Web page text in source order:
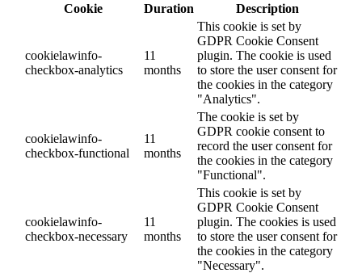
Cookie
Duration Description
cookielawinfo-
checkbox-analytics
11
months
This cookie is set by
GDPR Cookie Consent
plugin. The cookie is used
to store the user consent for
the cookies in the category
"Analytics".
cookielawinfo-
checkbox-functional
11
months
The cookie is set by
GDPR cookie consent to
record the user consent for
the cookies in the category
"Functional".
cookielawinfo-
checkbox-necessary
11
months
This cookie is set by
GDPR Cookie Consent
plugin. The cookies is used
to store the user consent for
the cookies in the category
"Necessary".